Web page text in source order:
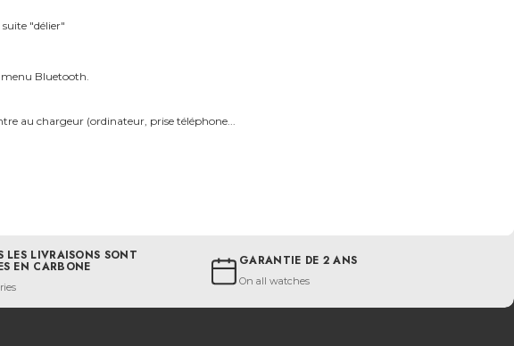
"délier"
Bluetooth.
au chargeur (ordinateur, prise téléphone...
LES LIVRAISONS SONT
EN CARBONE GARANTIE DE 2 ANS
On all watches